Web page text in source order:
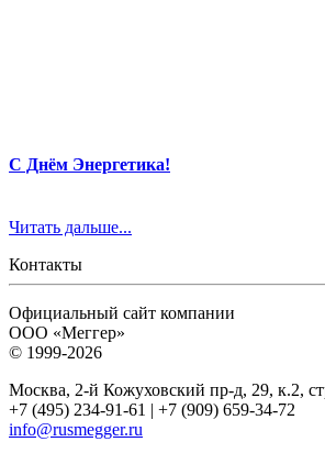
С Днём Энергетика!
Читать дальше...
Контакты
Официальный сайт компании
ООО «Меггер»
© 1999-2026
Москва, 2-й Кожуховский пр-д, 29, к.2,
+7 (495) 234-91-61 | +7 (909) 659-34-72
info@rusmegger.ru